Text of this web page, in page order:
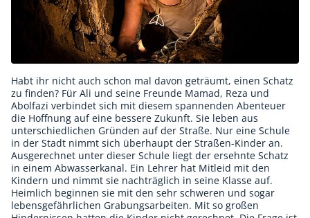
Habt ihr nicht auch schon mal davon geträumt, einen Schatz
zu finden? Für Ali und seine Freunde Mamad, Reza und
Abolfazi verbindet sich mit diesem spannenden Abenteuer
die Hoffnung auf eine bessere Zukunft. Sie leben aus
unterschiedlichen Gründen auf der Straße. Nur eine Schule
in der Stadt nimmt sich überhaupt der Straßen-Kinder an.
Ausgerechnet unter dieser Schule liegt der ersehnte Schatz
in einem Abwasserkanal. Ein Lehrer hat Mitleid mit den
Kindern und nimmt sie nachträglich in seine Klasse auf.
Heimlich beginnen sie mit den sehr schweren und sogar
lebensgefährlichen Grabungsarbeiten. Mit so großen